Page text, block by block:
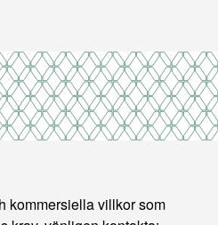
kommersiella villkor som